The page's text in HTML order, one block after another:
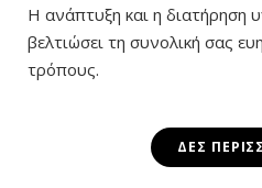
Η ανάπτυξη και η διατήρηση
βελτιώσει τη συνολική σας
τρόπους.
ΔΕΣ